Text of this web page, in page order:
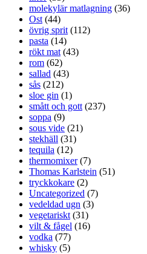
molekylär matlagning (36)
Ost (44)
övrig sprit (112)
pasta (14)
rökt mat (43)
rom (62)
sallad (43)
sås (212)
sloe gin (1)
smått och gott (237)
soppa (9)
sous vide (21)
stekhäll (31)
tequila (12)
thermomixer(7)
Thomas Karlstein (51)
tryckkokare (2)
Uncategorized (7)
vedeldad ugn (3)
vegetariskt (31)
vilt & fågel (16)
vodka (77)
whisky (5)